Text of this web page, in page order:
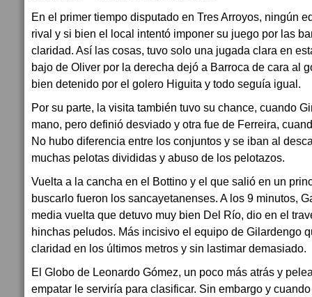
En el primer tiempo disputado en Tres Arroyos, ningún
rival y si bien el local intentó imponer su juego por las
claridad. Así las cosas, tuvo solo una jugada clara en
bajo de Oliver por la derecha dejó a Barroca de cara al
bien detenido por el golero Higuita y todo seguía igual.
Por su parte, la visita también tuvo su chance, cuando
mano, pero definió desviado y otra fue de Ferreira,
No hubo diferencia entre los conjuntos y se iban al
muchas pelotas divididas y abuso de los pelotazos.
Vuelta a la cancha en el Bottino y el que salió en un
buscarlo fueron los sancayetanenses. A los 9 minutos,
media vuelta que detuvo muy bien Del Río, dio en el
hinchas peludos. Más incisivo el equipo de Gilardengo
claridad en los últimos metros y sin lastimar demasiado.
El Globo de Leonardo Gómez, un poco más atrás y
empatar le serviría para clasificar. Sin embargo y